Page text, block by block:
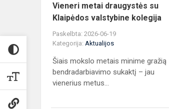
Vieneri metai draugystės su
Klaipėdos valstybine kolegija
Paskelbta: 2026-06-19
Kategorija: Aktualijos
Šiais mokslo metais minime gražią
bendradarbiavimo sukaktį – jau
vienerius metus...